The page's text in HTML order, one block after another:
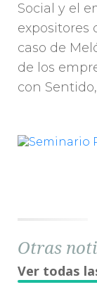
Social y el
expositores
caso de
de los
con
Otras
Ver todas